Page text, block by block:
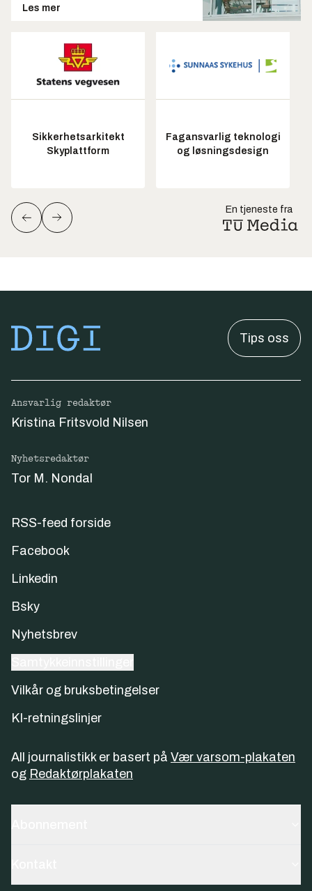
Les mer
Sikkerhetsarkitekt
Skyplattform
Fagansvarlig teknologi
og løsningsdesign
En tjeneste fra
Tips oss
Ansvarlig redaktør
Kristina Fritsvold Nilsen
Nyhetsredaktør
Tor M. Nondal
RSS-feed forside
Facebook
Linkedin
Bsky
Nyhetsbrev
Vilkår og bruksbetingelser
KI-retningslinjer
All journalistikk er basert på Vær varsom-plakaten
og Redaktørplakaten